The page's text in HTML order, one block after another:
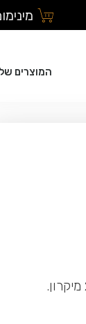
מינימום
המוצרים
סטרץ ידני 50 ס”מ 3KG לגליל 300 גרם ליבה, עובי 23 מיקרון.